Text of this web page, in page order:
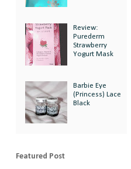
Review:
Purederm
Strawberry
Yogurt Mask
Barbie Eye
(Princess) Lace
Black
Featured Post